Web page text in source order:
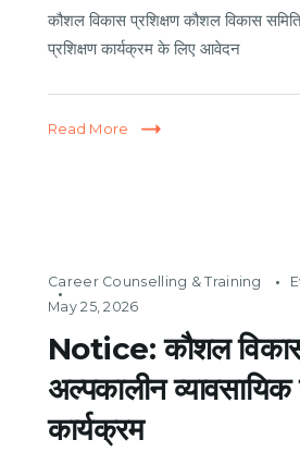
कौशल विकास प्रशिक्षण कौशल विकास समिति
प्रशिक्षण कार्यक्रम के लिए आवेदन
Read More
Career Counselling & Training
May 25, 2026
Notice: कौशल विकास
अल्पकालीन व्यावसायिक
कार्यक्रम